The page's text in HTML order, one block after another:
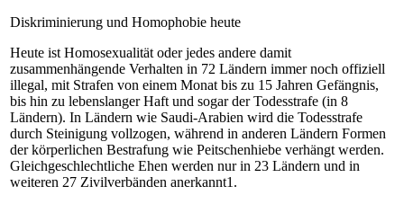
Diskriminierung und Homophobie heute
Heute ist Homosexualität oder jedes andere damit
zusammenhängende Verhalten in 72 Ländern immer noch offiziell
illegal, mit Strafen von einem Monat bis zu 15 Jahren Gefängnis,
bis hin zu lebenslanger Haft und sogar der Todesstrafe (in 8
Ländern). In Ländern wie Saudi-Arabien wird die Todesstrafe
durch Steinigung vollzogen, während in anderen Ländern Formen
der körperlichen Bestrafung wie Peitschenhiebe verhängt werden.
Gleichgeschlechtliche Ehen werden nur in 23 Ländern und in
weiteren 27 Zivilverbänden anerkannt1.